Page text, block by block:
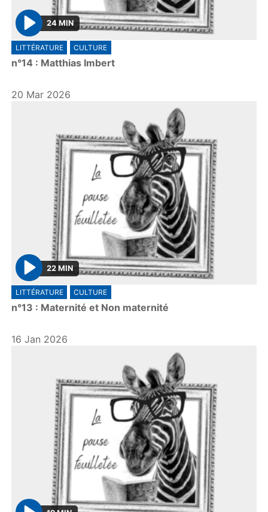
P
l
a
24 MIN
LITTÉRATURE CULTURE
n°14 : Matthias Imbert
20 Mar 2026
P
l
a
22 MIN
LITTÉRATURE CULTURE
n°13 : Maternité et Non maternité
16 Jan 2026